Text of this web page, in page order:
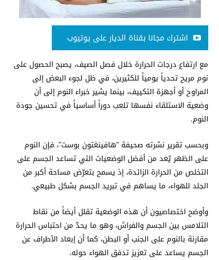
اشترك مجانا بقناة الديار على يوتيوب
مع ارتفاع درجات الحرارة خلال فصل الصيف، يصبح الحصول على
نوم مريح تحدياً يومياً للكثيرين، في ظل لجوء البعض إلى
المراوح أو أجهزة التكييف، بينما يشير خبراء النوم إلى أن
وضعية الاستلقاء نفسها تلعب دوراً أساسياً في تحسين جودة
النوم.
وبحسب تقرير نشرته صحيفة "هافينغتون بوست"، فإن النوم
على الظهر يُعد من أفضل الوضعيات التي تساعد الجسم على
التخلص من الحرارة الزائدة، إذ يسمح بتعرّض مساحة أكبر من
الجلد للهواء، ما يساهم في تبريد الجسم بشكل طبيعي.
وأوضح اختصاصيون أن هذه الوضعية تقلل أيضاً من نقاط
التلامس بين الجسم والفراش، وهو ما يحدّ من احتباس الحرارة
مقارنة بالنوم على الجنب أو البطن، كما أن إبعاد الأطراف عن
الجسم يساعد على تعزيز تدفق الهواء حوله.